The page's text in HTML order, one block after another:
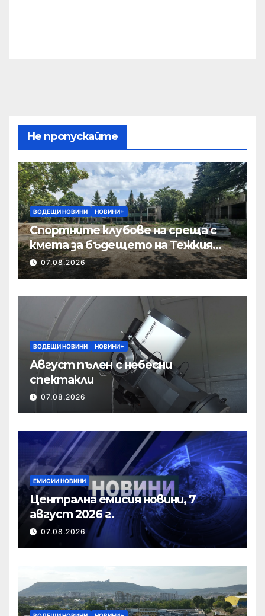
Не пропускайте
ВОДЕЩИ НОВИНИ НОВИНИ+
Спортните клубове на среща с
кмета за бъдещето на Тежкия
полк
07.08.2026
ВОДЕЩИ НОВИНИ НОВИНИ+
Август пълен с небесни
спектакли
07.08.2026
ЕМИСИИ НОВИНИ
Централна емисия новини, 7
август 2026 г.
07.08.2026